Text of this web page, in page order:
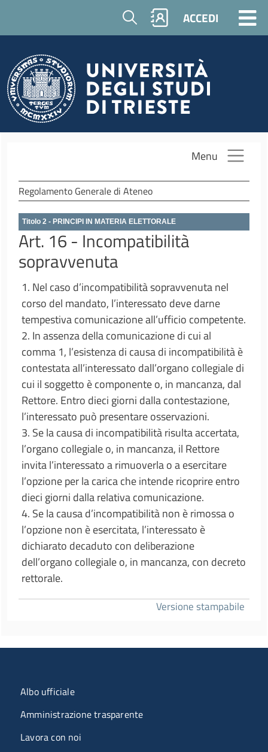
Salta al contenuto principale
Cerca ACCEDI
Menu
Regolamento Generale di Ateneo
Titolo 2 - PRINCIPI IN MATERIA ELETTORALE
Art. 16 - Incompatibilità
sopravvenuta
1. Nel caso d’incompatibilità sopravvenuta nel
corso del mandato, l’interessato deve darne
tempestiva comunicazione all’ufficio competente.
2. In assenza della comunicazione di cui al
comma 1, l’esistenza di causa di incompatibilità è
contestata all’interessato dall’organo collegiale di
cui il soggetto è componente o, in mancanza, dal
Rettore. Entro dieci giorni dalla contestazione,
l’interessato può presentare osservazioni.
3. Se la causa di incompatibilità risulta accertata,
l’organo collegiale o, in mancanza, il Rettore
invita l’interessato a rimuoverla o a esercitare
l’opzione per la carica che intende ricoprire entro
dieci giorni dalla relativa comunicazione.
4. Se la causa d’incompatibilità non è rimossa o
l’opzione non è esercitata, l’interessato è
dichiarato decaduto con deliberazione
dell’organo collegiale o, in mancanza, con decreto
rettorale.
Versione stampabile
Menu organizzazione
Albo ufficiale
Amministrazione trasparente
Lavora con noi